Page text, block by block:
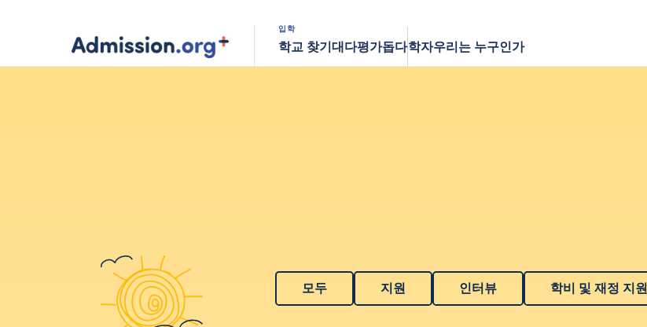
입학
학교 찾기대다평가돕다학자우리는 누구인가
모두 지원 인터뷰 학비 및 재정 지원